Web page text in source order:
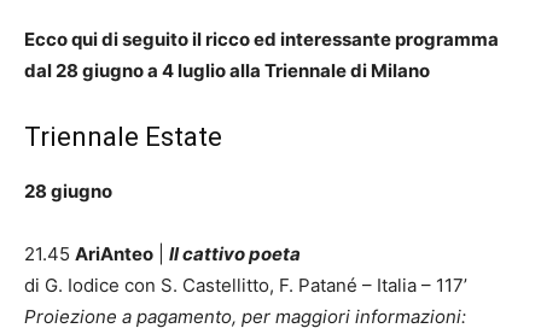
Ecco qui di seguito il ricco ed interessante programma
dal 28 giugno a 4 luglio alla Triennale di Milano
Triennale Estate
28 giugno
21.45 AriAnteo
Il cattivo poeta
di G. Iodice con S. Castellitto, F. Patané – Italia – 117’
Proiezione a pagamento, per maggiori informazioni: